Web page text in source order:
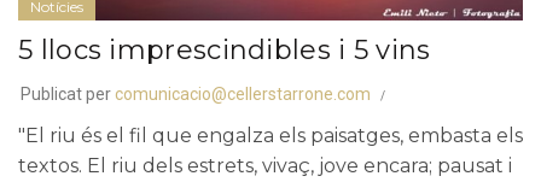
Notícies
5 llocs imprescindibles i 5 vins
Publicat per comunicacio@cellerstarrone.com
"El riu és el fil que engalza els paisatges, embasta els
textos. El riu dels estrets, vivaç, jove encara; pausat i